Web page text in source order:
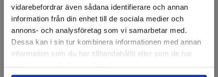
vidarebefordrar även sådana identifierare och annan
information från din enhet till de sociala medier och
annons- och analysföretag som vi samarbetar med.
Dessa kan i sin tur kombinera informationen med annan
information som du har tillhandahållit eller som de har
MULLER
Verkstadsbryne Super-
MULLER
Brynfil Trekantig Alu. Oxid